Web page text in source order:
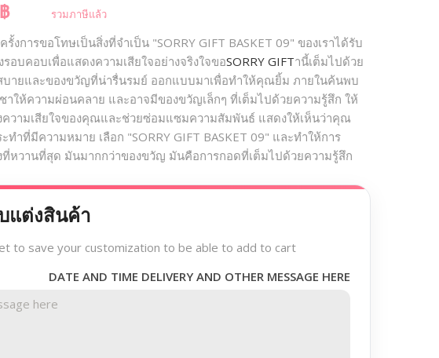
รวมภาษีแล้ว
รั้งการขอโทษเป็นสิ่งที่จำเป็น "SORRY GIFT BASKET 09" ของเราได้รับ
อบคอบเพื่อแสดงความเสียใจอย่างจริงใจขอSORRY GIFTานี้เต็มไปด้วย
ายและของขวัญที่น่ารื่นรมย์ ออกแบบมาเพื่อทำให้คุณยิ้ม ภายในค้นพบ
าให้ความผ่อนคลาย และอาจมีของขวัญเล็กๆ ที่เต็มไปด้วยความรู้สึก ให้
วามเสียใจของคุณและช่วยซ่อมแซมความสัมพันธ์ แสดงให้เห็นว่าคุณ
ทำที่มีความหมาย เลือก "SORRY GIFT BASKET 09" และทำให้การ
ที่หวานที่สุด มันมากกว่าของขวัญ มันคือการกอดที่เต็มไปด้วยความรู้สึก
แต่งสินค้า
to save your customization to be able to add to cart
DATE AND TIME DELIVERY AND OTHER MESSAGE HERE